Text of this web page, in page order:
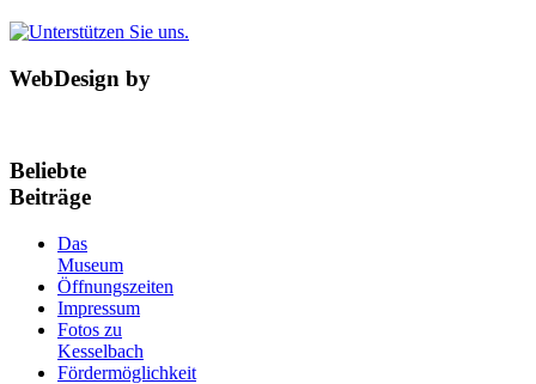
WebDesign by
Beliebte
Beiträge
Das
Museum
Öffnungszeiten
Impressum
Fotos zu
Kesselbach
Fördermöglichkeit